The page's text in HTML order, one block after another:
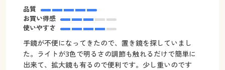
品質
お買い得感
使いやすさ
手鏡が不便になってきたので、置き鏡を探していまし
た。ライトが3色で明るさの調節も触れるだけで簡単に
出来て、拡大鏡も有るので便利です。少し重いのです